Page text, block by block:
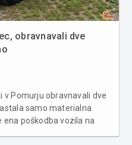
obravnavali dve
v Pomurju obravnavali dve
samo materialna
ena poškodba vozila na